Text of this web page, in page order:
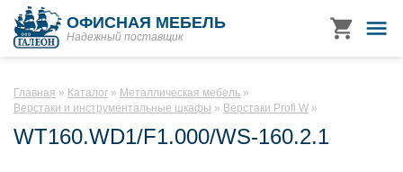
ОФИСНАЯ МЕБЕЛЬ
Надежный поставщик
Главная Каталог
Металлическая мебель
Верстаки и инструментальные шкафы
Верстаки Profi W
WT160.WD1/F1.000/WS-160.2.1